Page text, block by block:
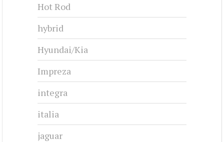
Hot Rod
hybrid
Hyundai/Kia
Impreza
integra
italia
jaguar